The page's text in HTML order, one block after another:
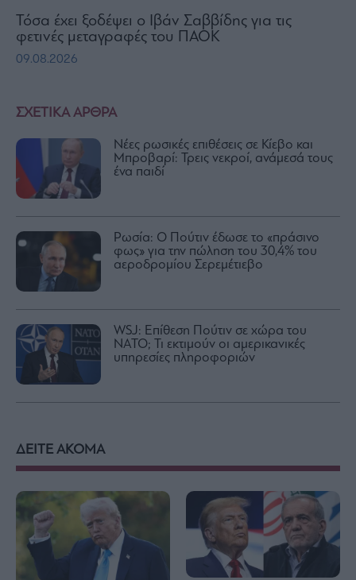
ΣΧΕΤΙΚΑ ΑΡΘΡΑ
Νέες ρωσικές επιθέσεις σε Κίεβο και
Μπροβαρί: Τρεις νεκροί, ανάμεσά τους
ένα παιδί
Ρωσία: Ο Πούτιν έδωσε το «πράσινο
φως» για την πώληση του 30,4% του
αεροδρομίου Σερεμέτιεβο
WSJ: Eπίθεση Πούτιν σε χώρα του
ΝΑΤΟ; Τι εκτιμούν οι αμερικανικές
υπηρεσίες πληροφοριών
Τόσα έχει ξοδέψει ο Ιβάν Σαββίδης για τις
φετινές μεταγραφές του ΠΑΟΚ
09.08.2026
ΔΕΙΤΕ ΑΚΟΜΑ